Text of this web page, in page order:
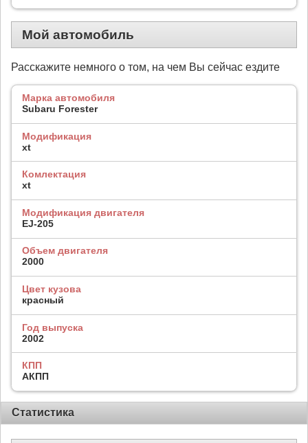
Мой автомобиль
Расскажите немного о том, на чем Вы сейчас ездите
Марка автомобиля
Subaru Forester
Модификация
xt
Комлектация
xt
Модификация двигателя
EJ-205
Объем двигателя
2000
Цвет кузова
красный
Год выпуска
2002
КПП
АКПП
Статистика